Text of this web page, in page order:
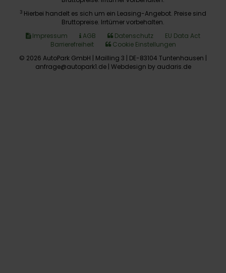
3 Hierbei handelt es sich um ein Leasing-Angebot. Preise sind
Bruttopreise. Irrtümer vorbehalten.
Impressum
AGB Datenschutz
EU Data Act
Barrierefreiheit
Cookie Einstellungen
© 2026 AutoPark GmbH | Mailling 3 | DE-83104 Tuntenhausen |
anfrage@autopark1.de | Webdesign by audaris.de